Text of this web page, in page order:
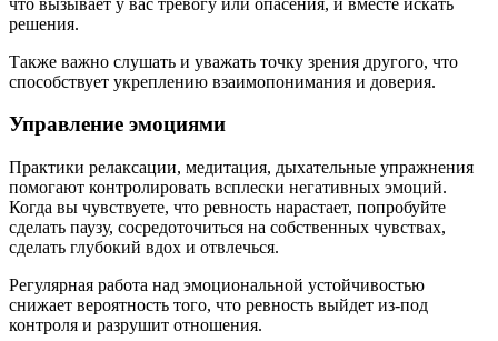
решения.
Также важно слушать и уважать точку зрения другого, что
способствует укреплению взаимопонимания и доверия.
Управление эмоциями
Практики релаксации, медитация, дыхательные упражнения
помогают контролировать всплески негативных эмоций.
Когда вы чувствуете, что ревность нарастает, попробуйте
сделать паузу, сосредоточиться на собственных чувствах,
сделать глубокий вдох и отвлечься.
Регулярная работа над эмоциональной устойчивостью
снижает вероятность того, что ревность выйдет из-под
контроля и разрушит отношения.